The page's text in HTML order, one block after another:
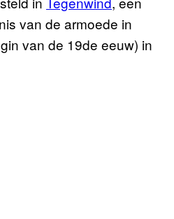
van de armoede in
van de 19de eeuw) in